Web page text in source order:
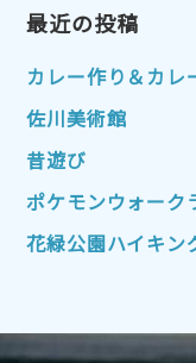
2023年1月
2022年10月
2022年7月
2022年4月
2022年1月
2021年10月
2021年1月
最近の投稿
カレー作り＆カレ
佐川美術館
昔遊び
ポケモンウォーク
花緑公園ハイキン